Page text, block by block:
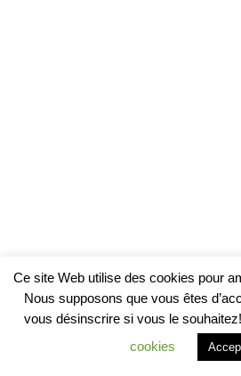
Ce site Web utilise des cookies pour
Nous supposons que vous êtes
vous désinscrire si vous le souhaitez!
cookies